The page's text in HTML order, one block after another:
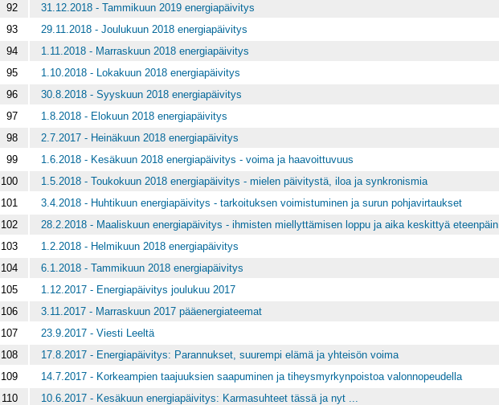
92
31.12.2018 - Tammikuun 2019 energiapäivitys
93
29.11.2018 - Joulukuun 2018 energiapäivitys
94
1.11.2018 - Marraskuun 2018 energiapäivitys
95
1.10.2018 - Lokakuun 2018 energiapäivitys
96
30.8.2018 - Syyskuun 2018 energiapäivitys
97
1.8.2018 - Elokuun 2018 energiapäivitys
98
2.7.2017 - Heinäkuun 2018 energiapäivitys
99
1.6.2018 - Kesäkuun 2018 energiapäivitys - voima ja haavoittuvuus
100
1.5.2018 - Toukokuun 2018 energiapäivitys - mielen päivitystä, iloa ja synkronismia
101
3.4.2018 - Huhtikuun energiapäivitys - tarkoituksen voimistuminen ja surun pohjavirtaukset
102
28.2.2018 - Maaliskuun energiapäivitys - ihmisten miellyttämisen loppu ja aika keskittyä eteenpäin
103
1.2.2018 - Helmikuun 2018 energiapäivitys
104
6.1.2018 - Tammikuun 2018 energiapäivitys
105
1.12.2017 - Energiapäivitys joulukuu 2017
106
3.11.2017 - Marraskuun 2017 pääenergiateemat
107
23.9.2017 - Viesti Leeltä
108
17.8.2017 - Energiapäivitys: Parannukset, suurempi elämä ja yhteisön voima
109
14.7.2017 - Korkeampien taajuuksien saapuminen ja tiheysmyrkynpoistoa valonnopeudella
110
10.6.2017 - Kesäkuun energiapäivitys: Karmasuhteet tässä ja nyt ...